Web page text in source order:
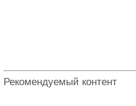
Рекомендуемый контент